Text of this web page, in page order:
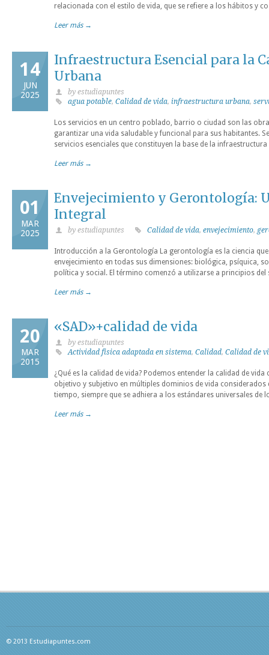
relacionada con el estilo de vida, que se refiere a los hábitos y
Leer más →
14
JUN
2025
Infraestructura Esencial para la
Urbana
by estudiapuntes
agua potable, Calidad de vida, infraestructura urbana,
Los servicios en un centro poblado, barrio o ciudad son las
garantizar una vida saludable y funcional para sus habitantes.
servicios esenciales que constituyen la base de la infraestructura
Leer más →
01
MAR
2025
Envejecimiento y Gerontología:
Integral
by estudiapuntes Calidad de vida, envejecimiento,
Introducción a la Gerontología La gerontología es la ciencia que
envejecimiento en todas sus dimensiones: biológica, psíquica,
política y social. El término comenzó a utilizarse a principios del
Leer más →
20
MAR
2015
«SAD»+calidad de vida
by estudiapuntes
Actividad fisica adaptada en sistema, Calidad, Calidad de
¿Qué es la calidad de vida? Podemos entender la calidad de
objetivo y subjetivo en múltiples dominios de vida
tiempo, siempre que se adhiera a los estándares universales de
Leer más →
© 2013 Estudiapuntes.com